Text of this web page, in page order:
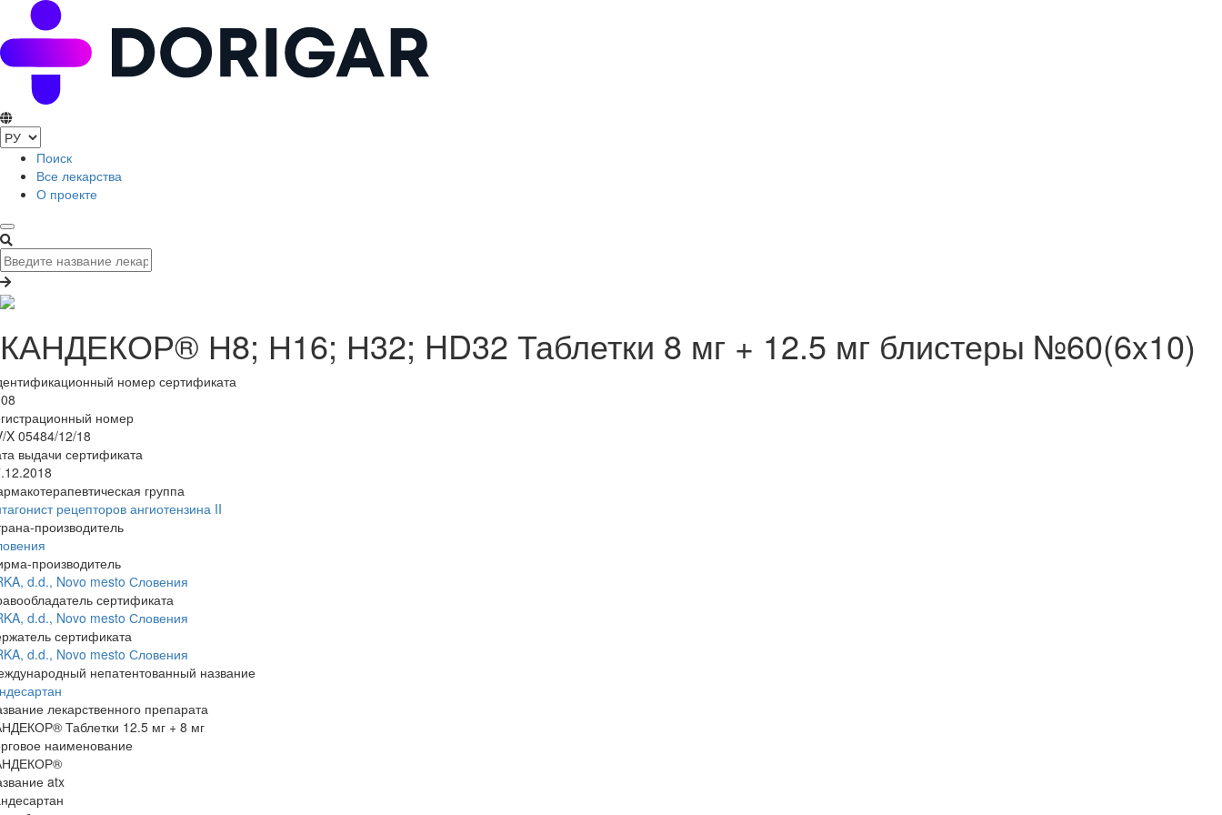
Поиск
Все лекарства
О проекте
КАНДЕКОР® Н8; Н16; Н32; HD32 Таблетки 8 мг + 12.5 мг блистеры №60(6x10)
номер сертификата
номер
X 05484/12/18
выдачи сертификата
группа
рецепторов ангиотензина II
производитель
производитель
d.d., Novo mesto Словения
сертификата
d.d., Novo mesto Словения
сертификата
d.d., Novo mesto Словения
непатентованный название
лекарственного препарата
Таблетки 12.5 мг + 8 мг
наименование
atx